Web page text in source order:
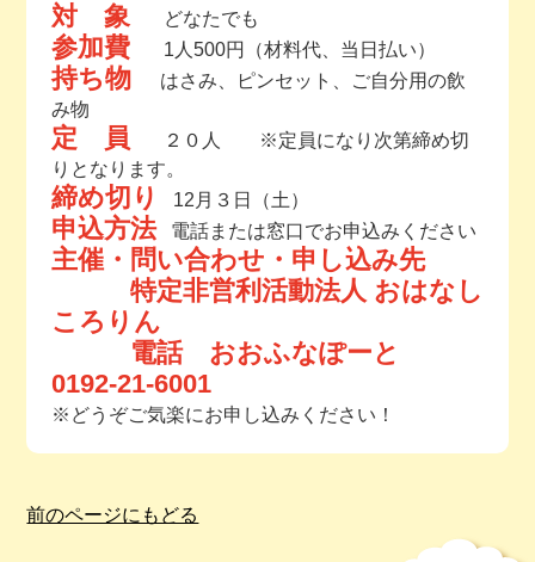
対 象 どなたでも
参加費1人500円（材料代、当日払い）
持ち物 はさみ、ピンセット、ご自分用の飲
み物
定 員 ２０人 ※定員になり次第締め切
りとなります。
締め切り 12月３日（土）
申込方法電話または窓口でお申込みください
主催・問い合わせ・申し込み先
特定非営利活動法人 おはなし
ころりん
電話 おおふなぽーと
0192-21-6001
※どうぞご気楽にお申し込みください！
前のページにもどる